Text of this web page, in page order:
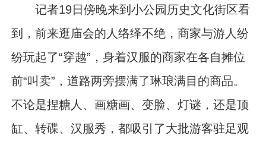
记者19日傍晚来到小公园历史文化街区看
到，前来逛庙会的人络绎不绝，商家与游人纷
纷玩起了“穿越”，身着汉服的商家在各自摊位
前“叫卖”，道路两旁摆满了琳琅满目的商品。
不论是捏糖人、画糖画、变脸、灯谜，还是顶
缸、转碟、汉服秀，都吸引了大批游客驻足观